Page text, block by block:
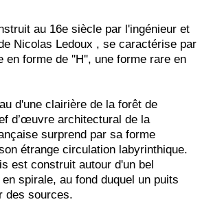
au 16e siècle par l'ingénieur et
Nicolas Ledoux , se caractérise par
en forme de ''H'', une forme rare en
d'une clairière de la forêt de
d’œuvre architectural de la
surprend par sa forme
étrange circulation labyrinthique.
est construit autour d'un bel
spirale, au fond duquel un puits
des sources.